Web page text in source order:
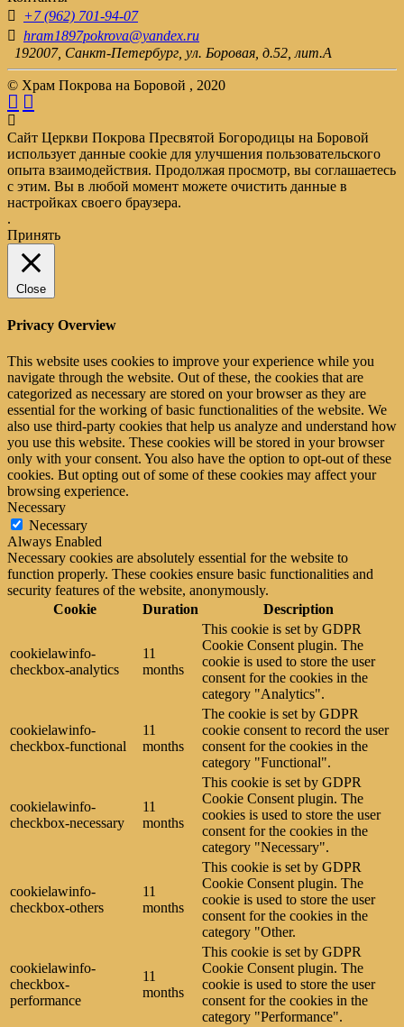
+7 (962) 701-94-07
hram1897pokrova@yandex.ru
192007, Санкт-Петербург, ул. Боровая, д.52, лит.А
© Храм Покрова на Боровой , 2020
Сайт Церкви Покрова Пресвятой Богородицы на Боровой
использует данные cookie для улучшения пользовательского
опыта взаимодействия. Продолжая просмотр, вы соглашаетесь
с этим. Вы в любой момент можете очистить данные в
настройках своего браузера.
.
Принять
Close
Privacy Overview
This website uses cookies to improve your experience while you
navigate through the website. Out of these, the cookies that are
categorized as necessary are stored on your browser as they are
essential for the working of basic functionalities of the website. We
also use third-party cookies that help us analyze and understand how
you use this website. These cookies will be stored in your browser
only with your consent. You also have the option to opt-out of these
cookies. But opting out of some of these cookies may affect your
browsing experience.
Necessary
Necessary
Always Enabled
Necessary cookies are absolutely essential for the website to
function properly. These cookies ensure basic functionalities and
security features of the website, anonymously.
Cookie
Duration Description
cookielawinfo-
checkbox-analytics
11
months
This cookie is set by GDPR
Cookie Consent plugin. The
cookie is used to store the user
consent for the cookies in the
category "Analytics".
cookielawinfo-
checkbox-functional
11
months
The cookie is set by GDPR
cookie consent to record the user
consent for the cookies in the
category "Functional".
cookielawinfo-
checkbox-necessary
11
months
This cookie is set by GDPR
Cookie Consent plugin. The
cookies is used to store the user
consent for the cookies in the
category "Necessary".
cookielawinfo-
checkbox-others
11
months
This cookie is set by GDPR
Cookie Consent plugin. The
cookie is used to store the user
consent for the cookies in the
category "Other.
cookielawinfo-
checkbox-
performance
11
months
This cookie is set by GDPR
Cookie Consent plugin. The
cookie is used to store the user
consent for the cookies in the
category "Performance".